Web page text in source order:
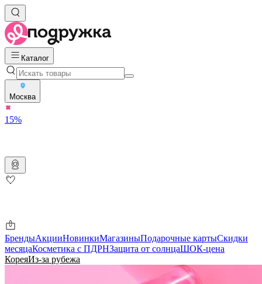
Каталог
Москва
15%
БрендыАкцииНовинкиМагазиныПодарочные картыСкидки
месяцаКосметика с ПДРНЗащита от солнцаШОК-цена
КореяИз-за рубежа